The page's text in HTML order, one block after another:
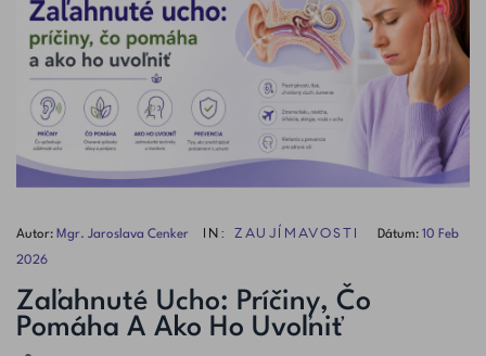
Autor: Mgr. Jaroslava Cenker IN: ZAUJÍMAVOSTI Dátum: 10 Feb
2026
Zaľahnuté Ucho: Príčiny, Čo
Pomáha A Ako Ho Uvoľniť